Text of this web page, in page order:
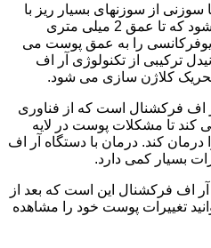
از سوزنهای بسیار ریز با
قطر 120 میکرون استفاده می شود که تا عمق 2 میلی متری
را به عمق پوست می
ترکیبی از تکنولوژی آر اف
کلاژن سازی می شود.
اف فرکشنال است که از فناوری
تا مشکلات پوست در لایه
کند. درمان با دستگاه آر اف
بسیار کمی دارد.
اف فرکشنال این است که بعد از
تغییرات پوست خود را مشاهده